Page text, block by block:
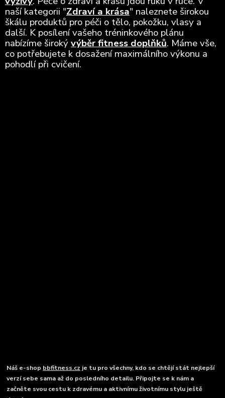
naší kategorii "Zdraví a krása" naleznete širokou
škálu produktů pro péči o tělo, pokožku, vlasy a
další. K posílení vašeho tréninkového plánu
nabízíme širokývýběr fitness doplňků. Máme vše,
co potřebujete k dosažení maximálního výkonu a
pohodlí při cvičení.
Náš e-shop bbfitness.cz je tu pro všechny, kdo se chtějí stát nejlepší
verzí sebe sama až do posledního detailu. Připojte se k nám a
začněte svou cestu k zdravému a aktivnímu životnímu stylu ještě